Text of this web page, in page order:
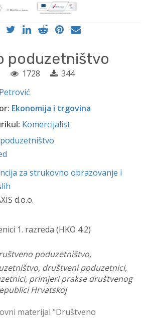
poduzetništvo
1728
344
Ekonomija i trgovina
Komercijalist
za strukovno obrazovanje i
d.o.o.
1. razreda (HKO 4.2)
poduzetništvo,
društveni poduzetnici,
primjeri prakse društvenog
Hrvatskoj
materijal "Društveno